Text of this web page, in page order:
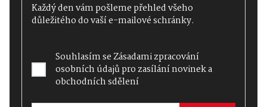
Každý den vám pošleme přehled všeho
důležitého do vaší e-mailové schránky.
Souhlasím seZásadami zpracování
osobních údajůpro zasílání novinek a
obchodních sdělení